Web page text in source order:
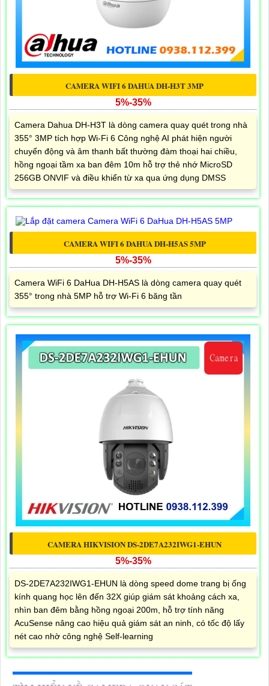
CAMERA WIFI 6 DAHUA DH-H3T 3MP
5%-35%
Camera Dahua DH-H3T là dòng camera quay quét trong nhà
355° 3MP tích hợp Wi-Fi 6 Công nghệ AI phát hiện người
chuyển động và âm thanh bất thường đàm thoại hai chiều,
hồng ngoại tầm xa ban đêm 10m hỗ trợ thẻ nhớ MicroSD
256GB ONVIF và điều khiển từ xa qua ứng dụng DMSS
CAMERA WIFI 6 DAHUA DH-H5AS 5MP
5%-35%
Camera WiFi 6 DaHua DH-H5AS là dòng camera quay quét
355° trong nhà 5MP hỗ trợ Wi-Fi 6 băng tần
CAMERA HIKVISION DS-2DE7A232IWG1-EHUN
5%-35%
DS-2DE7A232IWG1-EHUN là dòng speed dome trang bị ống
kính quang học lên đến 32X giúp giám sát khoảng cách xa,
nhìn ban đêm bằng hồng ngoại 200m, hỗ trợ tính năng
AcuSense nâng cao hiệu quả giám sát an ninh, có tốc độ lấy
nét cao nhờ công nghệ Self-learning